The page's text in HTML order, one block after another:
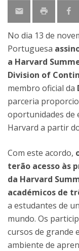
No dia 13 de
Portuguesa
a Harvard
Division of
membro oficial da
parceria
oportunidades de
Harvard a partir
Com este acordo,
terão acesso às
da Harvard
académicos de
a estudantes de
mundo. Os
cursos de grande
ambiente de